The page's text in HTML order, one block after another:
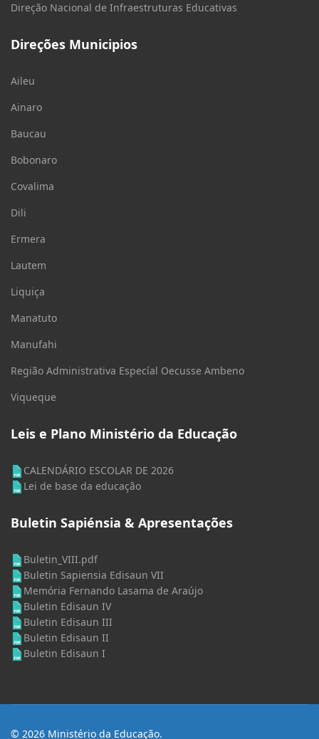
Direção Nacional de Infraestruturas Educativas
Direções Municipios
Aileu
Ainaro
Baucau
Bobonaro
Covalima
Dili
Ermera
Lautem
Liquiça
Manatuto
Manufahi
Região Administrativa Especíal Oecusse Ambeno
Viqueque
Leis e Plano Ministério da Educação
CALENDÁRIO ESCOLAR DE 2026
Lei de base da educação
Buletin Sapiénsia & Apresentações
Buletin_VIII.pdf
Buletin Sapiensia Edisaun VII
Memória Fernando Lasama de Araújo
Buletin Edisaun IV
Buletin Edisaun III
Buletin Edisaun II
Buletin Edisaun I
© 2026 Ministério da Educação.